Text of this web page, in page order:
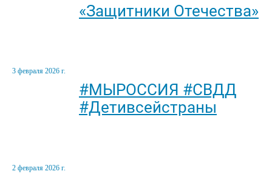
«Защитники Отечества»
3 февраля 2026 г.
#МЫРОССИЯ #СВДД
#Детивсейстраны
2 февраля 2026 г.